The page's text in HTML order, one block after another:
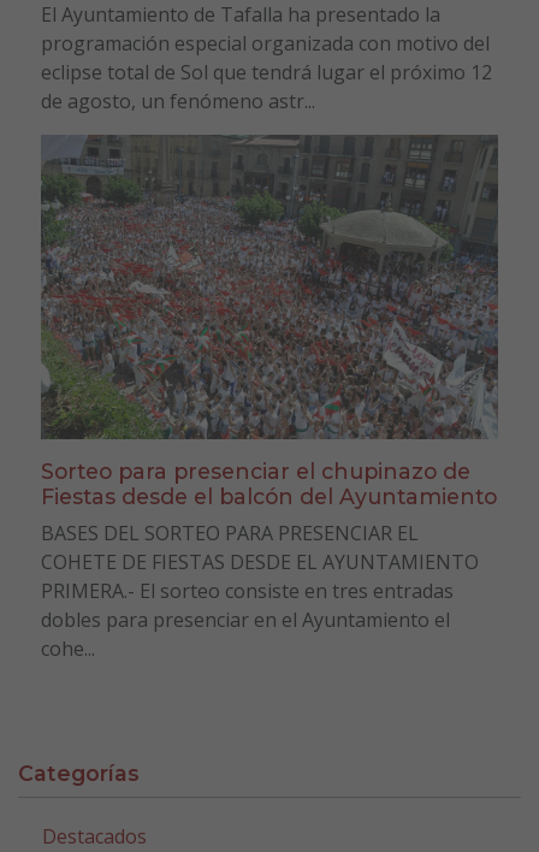
El Ayuntamiento de Tafalla ha presentado la
programación especial organizada con motivo del
eclipse total de Sol que tendrá lugar el próximo 12
de agosto, un fenómeno astr...
Sorteo para presenciar el chupinazo de
Fiestas desde el balcón del Ayuntamiento
BASES DEL SORTEO PARA PRESENCIAR EL
COHETE DE FIESTAS DESDE EL AYUNTAMIENTO
PRIMERA.- El sorteo consiste en tres entradas
dobles para presenciar en el Ayuntamiento el
cohe...
Categorías
Destacados